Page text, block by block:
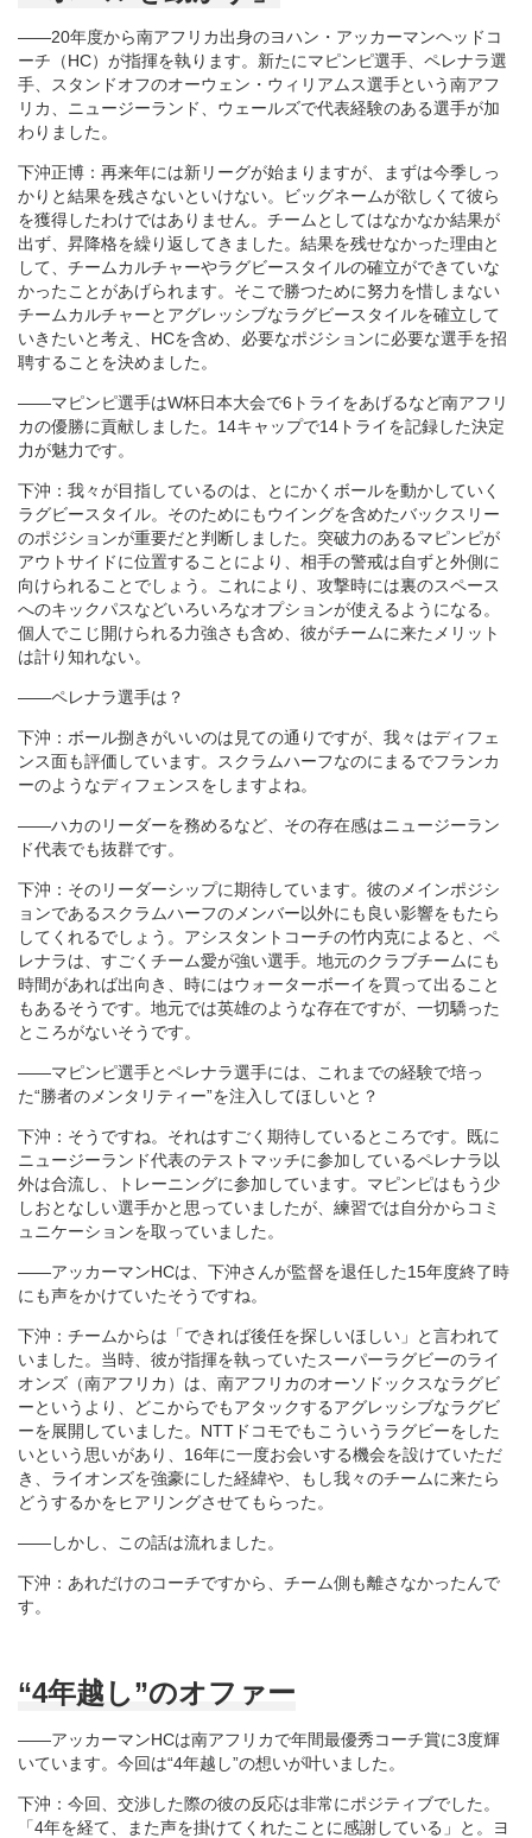
――20年度から南アフリカ出身のヨハン・アッカーマンヘッドコ
ーチ（HC）が指揮を執ります。新たにマピンピ選手、ペレナラ選
手、スタンドオフのオーウェン・ウィリアムス選手という南アフ
リカ、ニュージーランド、ウェールズで代表経験のある選手が加
わりました。
下沖正博：再来年には新リーグが始まりますが、まずは今季しっ
かりと結果を残さないといけない。ビッグネームが欲しくて彼ら
を獲得したわけではありません。チームとしてはなかなか結果が
出ず、昇降格を繰り返してきました。結果を残せなかった理由と
して、チームカルチャーやラグビースタイルの確立ができていな
かったことがあげられます。そこで勝つために努力を惜しまない
チームカルチャーとアグレッシブなラグビースタイルを確立して
いきたいと考え、HCを含め、必要なポジションに必要な選手を招
聘することを決めました。
――マピンピ選手はW杯日本大会で6トライをあげるなど南アフリ
カの優勝に貢献しました。14キャップで14トライを記録した決定
力が魅力です。
下沖：我々が目指しているのは、とにかくボールを動かしていく
ラグビースタイル。そのためにもウイングを含めたバックスリー
のポジションが重要だと判断しました。突破力のあるマピンピが
アウトサイドに位置することにより、相手の警戒は自ずと外側に
向けられることでしょう。これにより、攻撃時には裏のスペース
へのキックパスなどいろいろなオプションが使えるようになる。
個人でこじ開けられる力強さも含め、彼がチームに来たメリット
は計り知れない。
――ペレナラ選手は？
下沖：ボール捌きがいいのは見ての通りですが、我々はディフェ
ンス面も評価しています。スクラムハーフなのにまるでフランカ
ーのようなディフェンスをしますよね。
――ハカのリーダーを務めるなど、その存在感はニュージーラン
ド代表でも抜群です。
下沖：そのリーダーシップに期待しています。彼のメインポジシ
ョンであるスクラムハーフのメンバー以外にも良い影響をもたら
してくれるでしょう。アシスタントコーチの竹内克によると、ペ
レナラは、すごくチーム愛が強い選手。地元のクラブチームにも
時間があれば出向き、時にはウォーターボーイを買って出ること
もあるそうです。地元では英雄のような存在ですが、一切驕った
ところがないそうです。
――マピンピ選手とペレナラ選手には、これまでの経験で培っ
た“勝者のメンタリティー”を注入してほしいと？
下沖：そうですね。それはすごく期待しているところです。既に
ニュージーランド代表のテストマッチに参加しているペレナラ以
外は合流し、トレーニングに参加しています。マピンピはもう少
しおとなしい選手かと思っていましたが、練習では自分からコミ
ュニケーションを取っていました。
――アッカーマンHCは、下沖さんが監督を退任した15年度終了時
にも声をかけていたそうですね。
下沖：チームからは「できれば後任を探しいほしい」と言われて
いました。当時、彼が指揮を執っていたスーパーラグビーのライ
オンズ（南アフリカ）は、南アフリカのオーソドックスなラグビ
ーというより、どこからでもアタックするアグレッシブなラグビ
ーを展開していました。NTTドコモでもこういうラグビーをした
いという思いがあり、16年に一度お会いする機会を設けていただ
き、ライオンズを強豪にした経緯や、もし我々のチームに来たら
どうするかをヒアリングさせてもらった。
――しかし、この話は流れました。
下沖：あれだけのコーチですから、チーム側も離さなかったんで
す。
“4年越し”のオファー
――アッカーマンHCは南アフリカで年間最優秀コーチ賞に3度輝
いています。今回は“4年越し”の想いが叶いました。
下沖：今回、交渉した際の彼の反応は非常にポジティブでした。
「4年を経て、また声を掛けてくれたことに感謝している」と。ヨ